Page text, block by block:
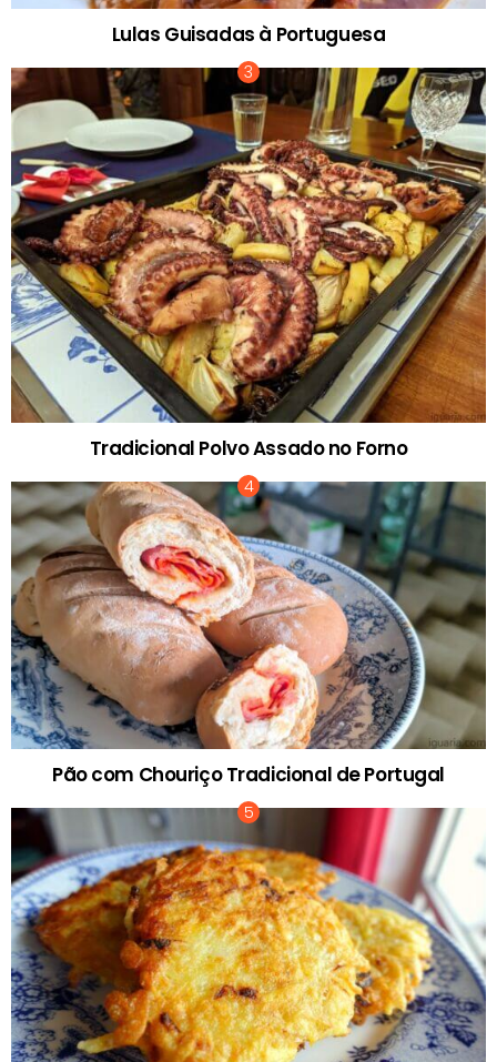
Lulas Guisadas à Portuguesa
Tradicional Polvo Assado no Forno
Pão com Chouriço Tradicional de Portugal